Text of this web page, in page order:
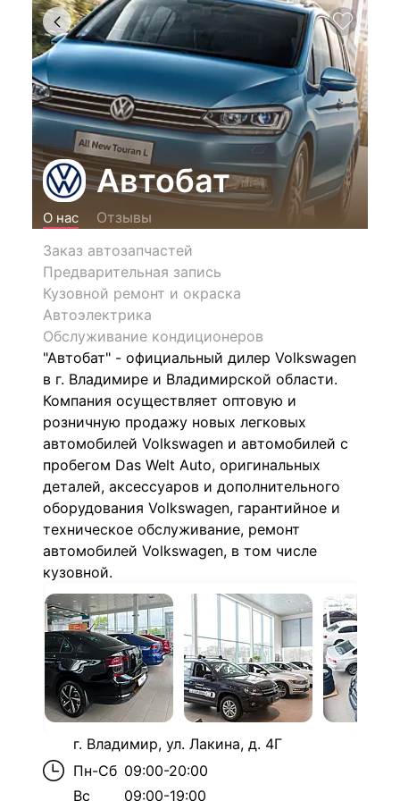
Автобат
О нас
Отзывы
Заказ автозапчастей
Предварительная запись
Кузовной ремонт и окраска
Автоэлектрика
Обслуживание кондиционеров
"Автобат" - официальный дилер Volkswagen
в г. Владимире и Владимирской области.
Компания осуществляет оптовую и
розничную продажу новых легковых
автомобилей Volkswagen и автомобилей с
пробегом Das Welt Auto, оригинальных
деталей, аксессуаров и дополнительного
оборудования Volkswagen, гарантийное и
техническое обслуживание, ремонт
автомобилей Volkswagen, в том числе
кузовной.
г. Владимир, ул. Лакина, д. 4Г
Пн-Сб 09:00-20:00
Вс
09:00-19:00